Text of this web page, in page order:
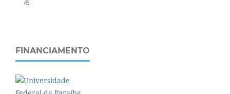
FINANCIAMENTO